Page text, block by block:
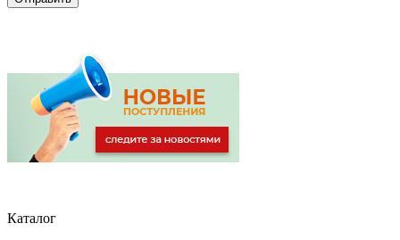
Каталог